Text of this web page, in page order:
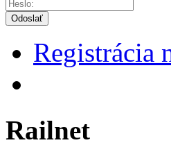
Odoslať
Registrácia
Railnet